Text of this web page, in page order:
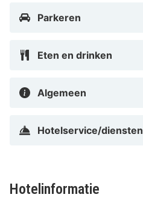
Parkeren
Eten en drinken
Algemeen
Hotelservice/diensten
Hotelinformatie